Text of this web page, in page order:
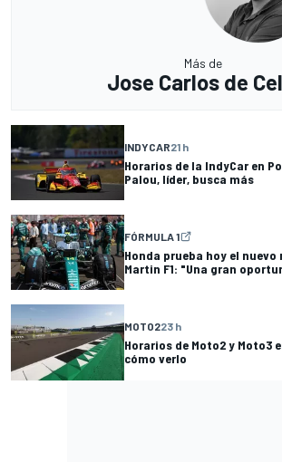
Más de
Jose Carlos de
INDYCAR21 h
Horarios de la IndyCar en
Palou, líder, busca más
FÓRMULA 1
Honda prueba hoy el
Martin F1: "Una gran
MOTO223 h
Horarios de Moto2 y Moto3
cómo verlo